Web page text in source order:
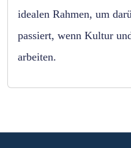
idealen Rahmen, um
passiert, wenn Kultur
arbeiten.